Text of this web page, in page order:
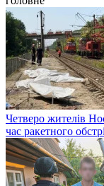
Четверо жителів
час ракетного